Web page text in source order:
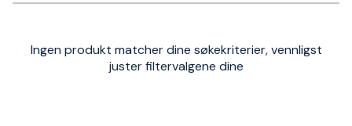
Ingen produkt matcher dine søkekriterier, vennligst
juster filtervalgene dine